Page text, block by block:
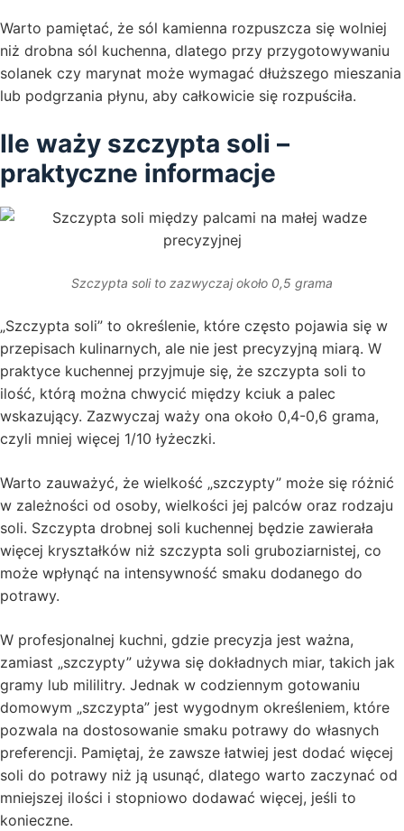
Warto pamiętać, że sól kamienna rozpuszcza się wolniej
niż drobna sól kuchenna, dlatego przy przygotowywaniu
solanek czy marynat może wymagać dłuższego mieszania
lub podgrzania płynu, aby całkowicie się rozpuściła.
Ile waży szczypta soli –
praktyczne informacje
Szczypta soli to zazwyczaj około 0,5 grama
„Szczypta soli” to określenie, które często pojawia się w
przepisach kulinarnych, ale nie jest precyzyjną miarą. W
praktyce kuchennej przyjmuje się, że szczypta soli to
ilość, którą można chwycić między kciuk a palec
wskazujący. Zazwyczaj waży ona około 0,4-0,6 grama,
czyli mniej więcej 1/10 łyżeczki.
Warto zauważyć, że wielkość „szczypty” może się różnić
w zależności od osoby, wielkości jej palców oraz rodzaju
soli. Szczypta drobnej soli kuchennej będzie zawierała
więcej kryształków niż szczypta soli gruboziarnistej, co
może wpłynąć na intensywność smaku dodanego do
potrawy.
W profesjonalnej kuchni, gdzie precyzja jest ważna,
zamiast „szczypty” używa się dokładnych miar, takich jak
gramy lub mililitry. Jednak w codziennym gotowaniu
domowym „szczypta” jest wygodnym określeniem, które
pozwala na dostosowanie smaku potrawy do własnych
preferencji. Pamiętaj, że zawsze łatwiej jest dodać więcej
soli do potrawy niż ją usunąć, dlatego warto zaczynać od
mniejszej ilości i stopniowo dodawać więcej, jeśli to
konieczne.